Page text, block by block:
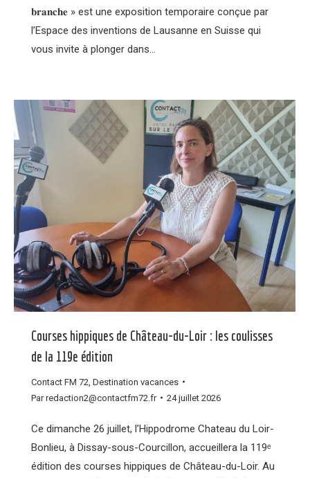
𝐛𝐫𝐚𝐧𝐜𝐡𝐞 » est une exposition temporaire conçue par
l’Espace des inventions de Lausanne en Suisse qui
vous invite à plonger dans…
Courses hippiques de Château-du-Loir : les coulisses
de la 119e édition
Contact FM 72 Destination vacances
Parredaction2@contactfm72.fr 24 juillet 2026
Ce dimanche 26 juillet, l’Hippodrome Chateau du Loir-
Bonlieu, à Dissay-sous-Courcillon, accueillera la 119ᵉ
édition des courses hippiques de Château-du-Loir. Au